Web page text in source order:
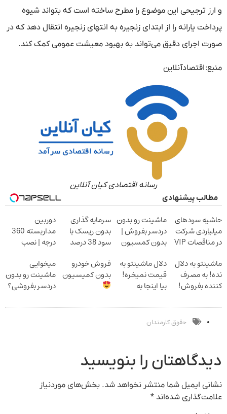
و ارز ترجیحی این موضوع را مطرح ساخته است که بتواند شیوه
پرداخت یارانه را از ابتدای زنجیره به انتهای زنجیره انتقال دهد که در
صورت اجرای دقیق می‌تواند به بهبود معیشت عمومی کمک کند.
منبع:اقتصادآنلاین
رسانه اقتصادی کیان آنلاین
مطالب پیشنهادی
حاشیه سودهای
میلیاردی شرکت
در مناقصات VIP
ایران تندر
ماشینت رو بدون
دردسر بفروش |
بدون کمسیون
سرمایه گذاری
بدون ریسک با
سود 38 درصد
دوربین
مداربسته 360
درجه | نصب
ماشینتو به دلال
نده! به مصرف
کننده بفروش!
یک تماس
دلال ماشینتو به
قیمت نمیخره!
بیا اینجا به
بفروش*فقط
خریدار واقعی*
فروش خودرو
بدون کمیسیون
میخوایی
ماشینت رو بدون
دردسر بفروشی؟
حقوق کارمندان
دیدگاهتان را بنویسید
نشانی ایمیل شما منتشر نخواهد شد. بخش‌های موردنیاز
علامت‌گذاری شده‌اند *